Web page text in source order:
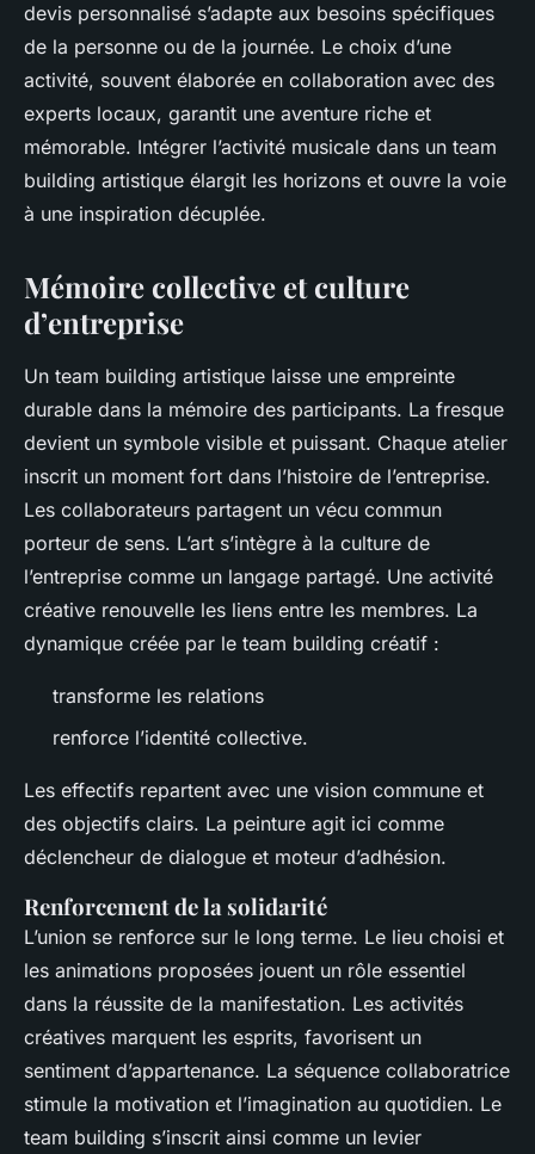
devis personnalisé s’adapte aux besoins spécifiques
de la personne ou de la journée. Le choix d’une
activité, souvent élaborée en collaboration avec des
experts locaux, garantit une aventure riche et
mémorable. Intégrer l’activité musicale dans un team
building artistique élargit les horizons et ouvre la voie
à une inspiration décuplée.
Mémoire collective et culture
d’entreprise
Un team building artistique laisse une empreinte
durable dans la mémoire des participants. La fresque
devient un symbole visible et puissant. Chaque atelier
inscrit un moment fort dans l’histoire de l’entreprise.
Les collaborateurs partagent un vécu commun
porteur de sens. L’art s’intègre à la culture de
l’entreprise comme un langage partagé. Une activité
créative renouvelle les liens entre les membres. La
dynamique créée par le team building créatif :
transforme les relations
renforce l’identité collective.
Les effectifs repartent avec une vision commune et
des objectifs clairs. La peinture agit ici comme
déclencheur de dialogue et moteur d’adhésion.
Renforcement de la solidarité
L’union se renforce sur le long terme. Le lieu choisi et
les animations proposées jouent un rôle essentiel
dans la réussite de la manifestation. Les activités
créatives marquent les esprits, favorisent un
sentiment d’appartenance. La séquence collaboratrice
stimule la motivation et l’imagination au quotidien. Le
team building s’inscrit ainsi comme un levier